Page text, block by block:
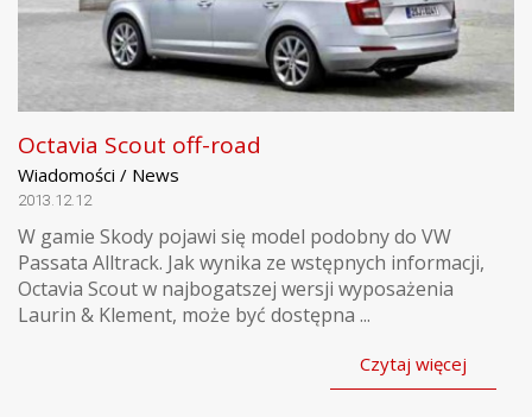
Octavia Scout off-road
Wiadomości / News
2013.12.12
W gamie Skody pojawi się model podobny do VW
Passata Alltrack. Jak wynika ze wstępnych informacji,
Octavia Scout w najbogatszej wersji wyposażenia
Laurin & Klement, może być dostępna ...
Czytaj więcej